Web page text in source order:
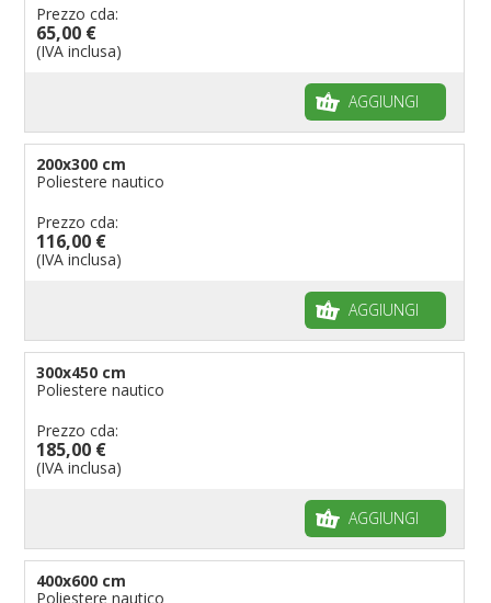
Prezzo cda:
65,00 €
(IVA inclusa)
AGGIUNGI
200x300 cm
Poliestere nautico
Prezzo cda:
116,00 €
(IVA inclusa)
AGGIUNGI
300x450 cm
Poliestere nautico
Prezzo cda:
185,00 €
(IVA inclusa)
AGGIUNGI
400x600 cm
Poliestere nautico